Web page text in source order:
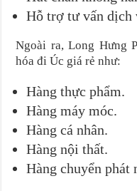
Hỗ trợ tư vấn dịch
Ngoài ra, Long Hưng
hóa đi Úc giá rẻ như:
Hàng thực phẩm.
Hàng máy móc.
Hàng cá nhân.
Hàng nội thất.
Hàng chuyển phát